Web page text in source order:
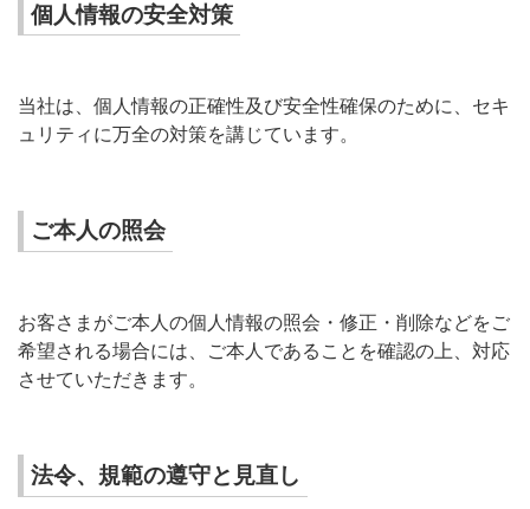
個人情報の安全対策
当社は、個人情報の正確性及び安全性確保のために、セキ
ュリティに万全の対策を講じています。
ご本人の照会
お客さまがご本人の個人情報の照会・修正・削除などをご
希望される場合には、ご本人であることを確認の上、対応
させていただきます。
法令、規範の遵守と見直し